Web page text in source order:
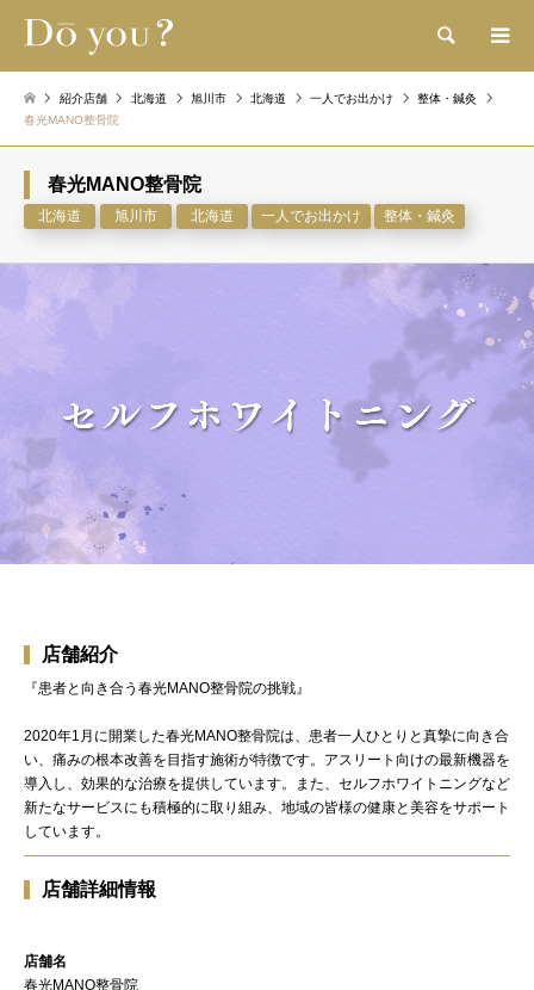
検索
紹介店舗 北海道 旭川市 北海道 一人でお出かけ
整体・鍼灸
春光MANO整骨院
春光MANO整骨院
北海道 旭川市 北海道 一人でお出かけ 整体・鍼灸
店舗紹介
『患者と向き合う春光MANO整骨院の挑戦』
2020年1月に開業した春光MANO整骨院は、患者一人ひとりと真摯に向き合
い、痛みの根本改善を目指す施術が特徴です。アスリート向けの最新機器を
導入し、効果的な治療を提供しています。また、セルフホワイトニングなど
新たなサービスにも積極的に取り組み、地域の皆様の健康と美容をサポート
しています。
店舗詳細情報
店舗名
春光MANO整骨院